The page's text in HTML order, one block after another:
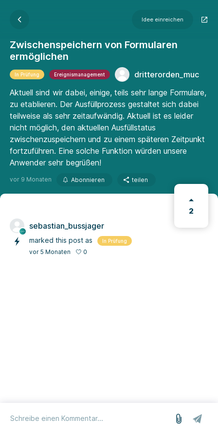
Idee einreichen
Zwischenspeichern von Formularen
ermöglichen
In Prüfung Ereignismanagement
dritterorden_muc
Aktuell sind wir dabei, einige, teils sehr lange Formulare,
zu etablieren. Der Ausfüllprozess gestaltet sich dabei
teilweise als sehr zeitaufwändig. Aktuell ist es leider
nicht möglich, den aktuellen Ausfüllstatus
zwischenzuspeichern und zu einem späteren Zeitpunkt
fortzuführen. Eine solche Funktion würden unsere
Anwender sehr begrüßen!
vor 9 Monaten Abonnieren teilen
2
sebastian_bussjager
marked this post as In Prüfung
vor 5 Monaten 0